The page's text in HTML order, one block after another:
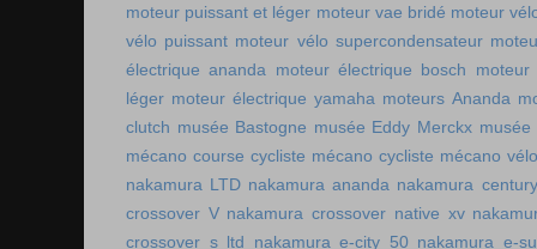
moteur puissant et léger moteur vae bridé moteur
vélo puissant moteur vélo supercondensateur
électrique ananda
moteur électrique bosch
moteur
léger moteur électrique yamaha moteurs Ananda
clutch musée Bastogne musée Eddy Merckx
mécano course cycliste mécano cycliste mécano vélo
nakamura LTD nakamura ananda nakamura
crossover V nakamura crossover native xv
crossover s ltd
nakamura e-city 50 nakamura e-